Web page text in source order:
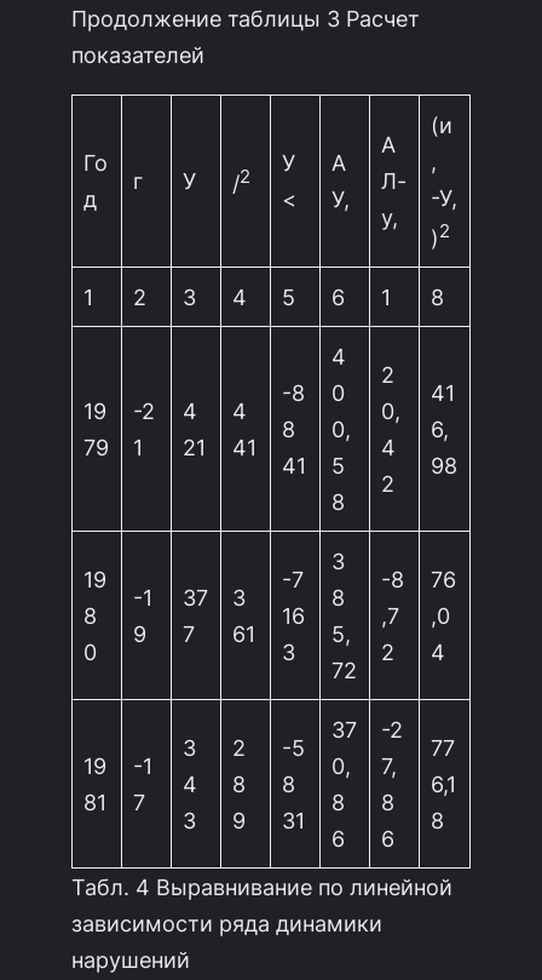
Продолжение таблицы 3 Расчет
показателей
Го
д
г У /2
У
<
А
У,
А
Л-
у,
(и
,
-У,
)2
1 2 3 4 5 6 1 8
19
79
-2
1
4
21
4
41
-8
8
41
4
0
0,
5
8
2
0,
4
2
41
6,
98
19
8
0
-1
9
37
7
3
61
-7
16
3
3
8
5,
72
-8
,7
2
76
,0
4
19
81
-1
7
3
4
3
2
8
9
-5
8
31
37
0,
8
6
-2
7,
8
6
77
6,1
8
Табл. 4 Выравнивание по линейной
зависимости ряда динамики
нарушений